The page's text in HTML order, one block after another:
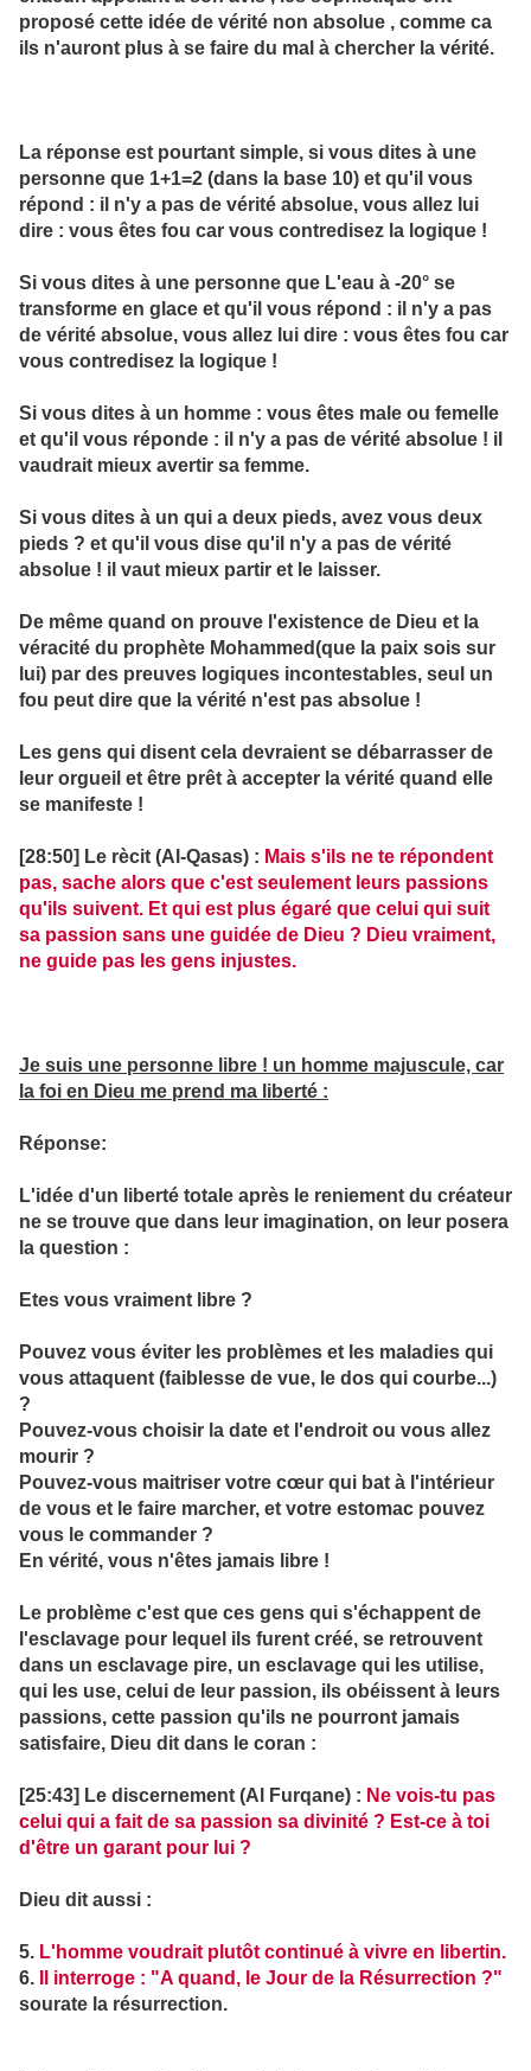
proposé cette idée de vérité non absolue , comme ca
ils n'auront plus à se faire du mal à chercher la vérité.
La réponse est pourtant simple, si vous dites à une
personne que 1+1=2 (dans la base 10) et qu'il vous
répond : il n'y a pas de vérité absolue, vous allez lui
dire : vous êtes fou car vous contredisez la logique !
Si vous dites à une personne que L'eau à -20° se
transforme en glace et qu'il vous répond : il n'y a pas
de vérité absolue, vous allez lui dire : vous êtes fou car
vous contredisez la logique !
Si vous dites à un homme : vous êtes male ou femelle
et qu'il vous réponde : il n'y a pas de vérité absolue ! il
vaudrait mieux avertir sa femme.
Si vous dites à un qui a deux pieds, avez vous deux
pieds ? et qu'il vous dise qu'il n'y a pas de vérité
absolue ! il vaut mieux partir et le laisser.
De même quand on prouve l'existence de Dieu et la
véracité du prophète Mohammed(que la paix sois sur
lui) par des preuves logiques incontestables, seul un
fou peut dire que la vérité n'est pas absolue !
Les gens qui disent cela devraient se débarrasser de
leur orgueil et être prêt à accepter la vérité quand elle
se manifeste !
[28:50] Le rècit (Al-Qasas) : Mais s'ils ne te répondent
pas, sache alors que c'est seulement leurs passions
qu'ils suivent. Et qui est plus égaré que celui qui suit
sa passion sans une guidée de Dieu ? Dieu vraiment,
ne guide pas les gens injustes.
Je suis une personne libre ! un homme majuscule, car
la foi en Dieu me prend ma liberté :
Réponse:
L'idée d'un liberté totale après le reniement du créateur
ne se trouve que dans leur imagination, on leur posera
la question :
Etes vous vraiment libre ?
Pouvez vous éviter les problèmes et les maladies qui
vous attaquent (faiblesse de vue, le dos qui courbe...)
?
Pouvez-vous choisir la date et l'endroit ou vous allez
mourir ?
Pouvez-vous maitriser votre cœur qui bat à l'intérieur
de vous et le faire marcher, et votre estomac pouvez
vous le commander ?
En vérité, vous n'êtes jamais libre !
Le problème c'est que ces gens qui s'échappent de
l'esclavage pour lequel ils furent créé, se retrouvent
dans un esclavage pire, un esclavage qui les utilise,
qui les use, celui de leur passion, ils obéissent à leurs
passions, cette passion qu'ils ne pourront jamais
satisfaire, Dieu dit dans le coran :
[25:43] Le discernement (Al Furqane) : Ne vois-tu pas
celui qui a fait de sa passion sa divinité ? Est-ce à toi
d'être un garant pour lui ?
Dieu dit aussi :
5. L'homme voudrait plutôt continué à vivre en libertin.
6.
Il interroge : "A quand, le Jour de la Résurrection ?"
sourate la résurrection.